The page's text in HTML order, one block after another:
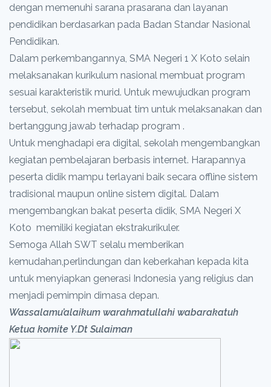
dengan memenuhi sarana prasarana dan layanan
pendidikan berdasarkan pada Badan Standar Nasional
Pendidikan.
Dalam perkembangannya, SMA Negeri 1 X Koto selain
melaksanakan kurikulum nasional membuat program
sesuai karakteristik murid. Untuk mewujudkan program
tersebut, sekolah membuat tim untuk melaksanakan dan
bertanggung jawab terhadap program .
Untuk menghadapi era digital, sekolah mengembangkan
kegiatan pembelajaran berbasis internet. Harapannya
peserta didik mampu terlayani baik secara offline sistem
tradisional maupun online sistem digital. Dalam
mengembangkan bakat peserta didik, SMA Negeri X
Koto memiliki kegiatan ekstrakurikuler.
Semoga Allah SWT selalu memberikan
kemudahan,perlindungan dan keberkahan kepada kita
untuk menyiapkan generasi Indonesia yang religius dan
menjadi pemimpin dimasa depan.
Wassalamu’alaikum warahmatullahi wabarakatuh
Ketua komite Y.Dt Sulaiman